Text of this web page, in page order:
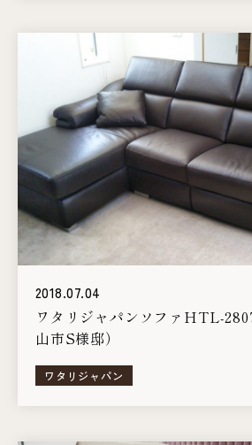
2018.07.04
ワタリジャパンソファHTL-
山市S様邸）
ワタリジャパン